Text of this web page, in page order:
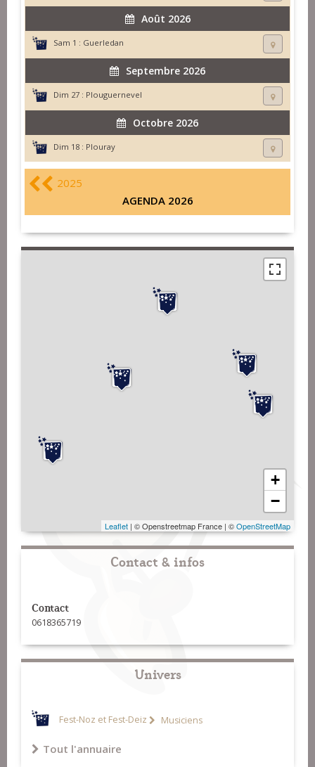
Août 2026
Sam 1 : Guerledan
Septembre 2026
Dim 27 : Plouguernevel
Octobre 2026
Dim 18 : Plouray
2025
AGENDA 2026
+
−
Leaflet | © Openstreetmap France | ©OpenStreetMap
Contact & infos
Contact
0618365719
Univers
Fest-Noz et Fest-Deiz Musiciens
Tout l'annuaire